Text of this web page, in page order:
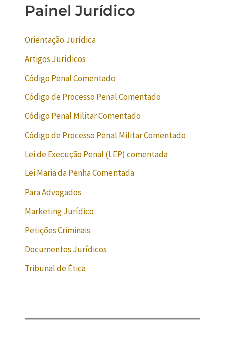
Painel Jurídico
Orientação Jurídica
Artigos Jurídicos
Código Penal Comentado
Código de Processo Penal Comentado
Código Penal Militar Comentado
Código de Processo Penal Militar Comentado
Lei de Execução Penal (LEP) comentada
Lei Maria da Penha Comentada
Para Advogados
Marketing Jurídico
Petições Criminais
Documentos Jurídicos
Tribunal de Ética